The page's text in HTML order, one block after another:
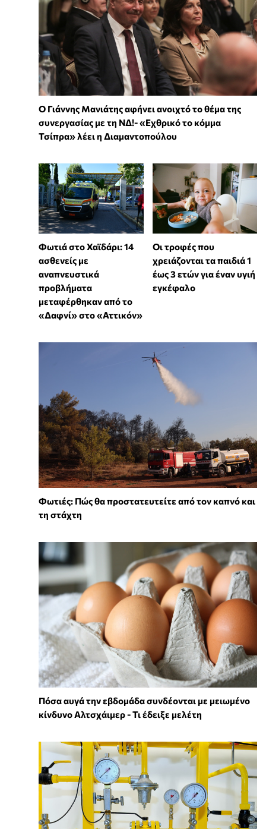
Ο Γιάννης Μανιάτης αφήνει ανοιχτό το θέμα της
συνεργασίας με τη ΝΔ!- «Εχθρικό το κόμμα
Τσίπρα» λέει η Διαμαντοπούλου
Φωτιά στο Χαϊδάρι: 14
ασθενείς με
αναπνευστικά
προβλήματα
μεταφέρθηκαν από το
«Δαφνί» στο «Αττικόν»
Οι τροφές που
χρειάζονται τα παιδιά 1
έως 3 ετών για έναν υγιή
εγκέφαλο
Φωτιές: Πώς θα προστατευτείτε από τον καπνό και
τη στάχτη
Πόσα αυγά την εβδομάδα συνδέονται με μειωμένο
κίνδυνο Αλτσχάιμερ - Τι έδειξε μελέτη